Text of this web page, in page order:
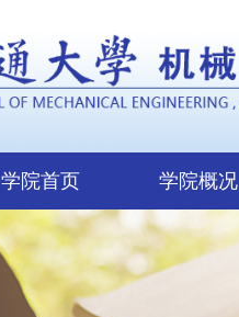
学院首页 学院概况